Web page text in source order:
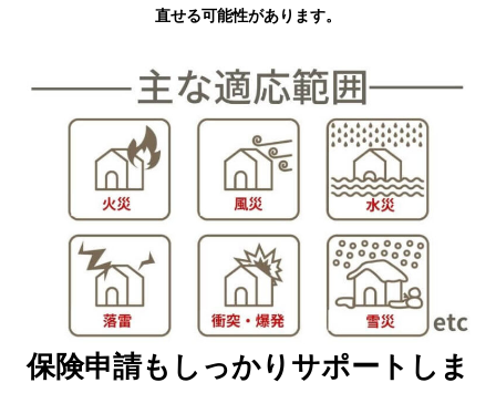
直せる可能性があります。
保険申請もしっかりサポートしま